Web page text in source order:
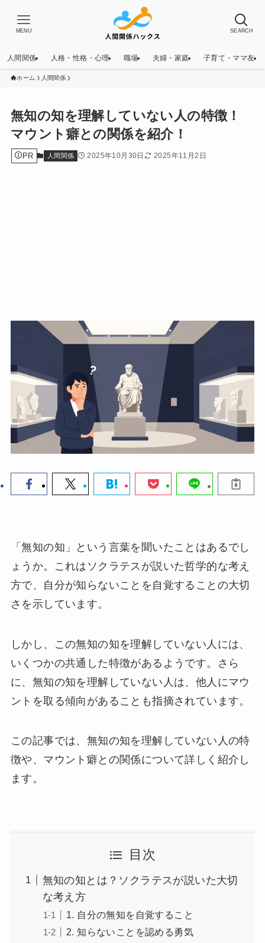
SEARCH
MENU
人間関係 人格・性格・心理 職場 夫婦・家庭 子育て・ママ友
ホーム 人間関係
無知の知を理解していない人の特徴！
マウント癖との関係を紹介！
PR 人間関係 2025年10月30日 2025年11月2日
「無知の知」という言葉を聞いたことはあるでし
ょうか。これはソクラテスが説いた哲学的な考え
方で、自分が知らないことを自覚することの大切
さを示しています。
しかし、この無知の知を理解していない人には、
いくつかの共通した特徴があるようです。さら
に、無知の知を理解していない人は、他人にマウ
ントを取る傾向があることも指摘されています。
この記事では、無知の知を理解していない人の特
徴や、マウント癖との関係について詳しく紹介し
ます。
目次
無知の知とは？ソクラテスが説いた大切
な考え方
1. 自分の無知を自覚すること
2. 知らないことを認める勇気